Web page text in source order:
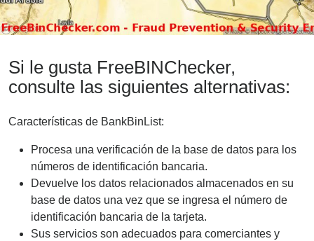
Si le gusta FreeBINChecker,
consulte las siguientes alternativas:
Características de BankBinList:
Procesa una verificación de la base de datos para los
números de identificación bancaria.
Devuelve los datos relacionados almacenados en su
base de datos una vez que se ingresa el número de
identificación bancaria de la tarjeta.
Sus servicios son adecuados para comerciantes y